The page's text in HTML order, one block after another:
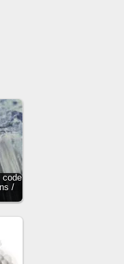
code
/